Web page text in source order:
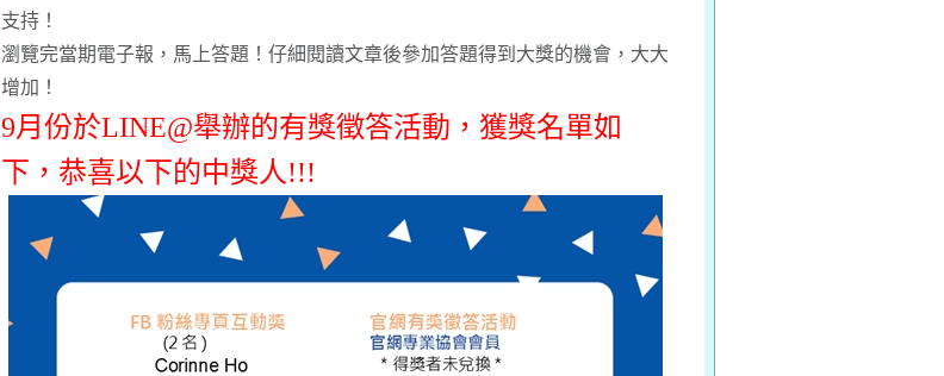
支持！
瀏覽完當期電子報，馬上答題！仔細閱讀文章後參加答題得到大獎的機會，大大
增加！
9月份於LINE@舉辦的有獎徵答活動，獲獎名單如
下，恭喜以下的中獎人!!!